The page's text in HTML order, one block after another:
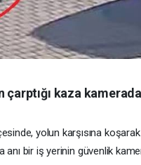
kaza kamerada
yolun karşısına
bir iş yerinin güvenlik